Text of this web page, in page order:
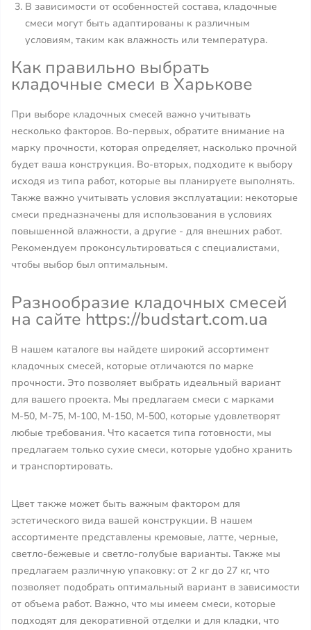
В зависимости от особенностей состава, кладочные
смеси могут быть адаптированы к различным
условиям, таким как влажность или температура.
Как правильно выбрать
кладочные смеси в Харькове
При выборе кладочных смесей важно учитывать
несколько факторов. Во-первых, обратите внимание на
марку прочности, которая определяет, насколько прочной
будет ваша конструкция. Во-вторых, подходите к выбору
исходя из типа работ, которые вы планируете выполнять.
Также важно учитывать условия эксплуатации: некоторые
смеси предназначены для использования в условиях
повышенной влажности, а другие - для внешних работ.
Рекомендуем проконсультироваться с специалистами,
чтобы выбор был оптимальным.
Разнообразие кладочных смесей
на сайте https://budstart.com.ua
В нашем каталоге вы найдете широкий ассортимент
кладочных смесей, которые отличаются по марке
прочности. Это позволяет выбрать идеальный вариант
для вашего проекта. Мы предлагаем смеси с марками
М-50, М-75, М-100, М-150, М-500, которые удовлетворят
любые требования. Что касается типа готовности, мы
предлагаем только сухие смеси, которые удобно хранить
и транспортировать.
Цвет также может быть важным фактором для
эстетического вида вашей конструкции. В нашем
ассортименте представлены кремовые, латте, черные,
светло-бежевые и светло-голубые варианты. Также мы
предлагаем различную упаковку: от 2 кг до 27 кг, что
позволяет подобрать оптимальный вариант в зависимости
от объема работ. Важно, что мы имеем смеси, которые
подходят для декоративной отделки и для кладки, что